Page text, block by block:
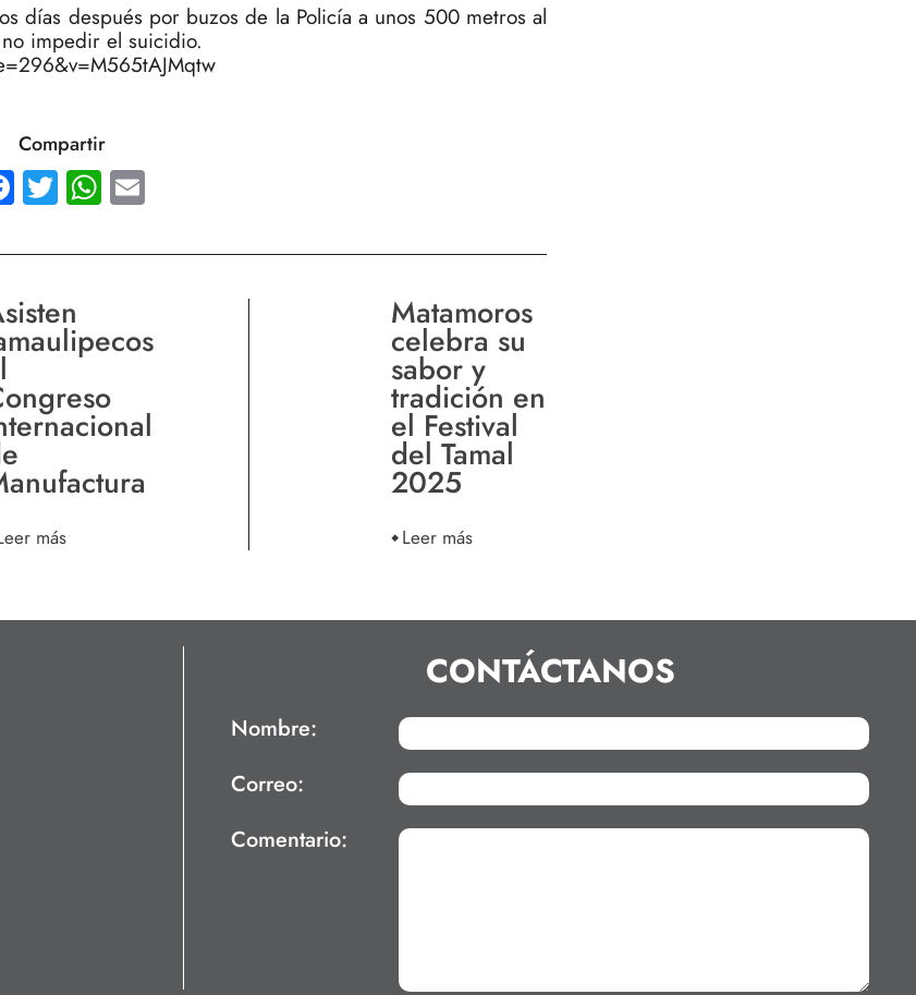
días después por buzos de la Policía a unos 500 metros al
impedir el suicidio.
Compartir
Facebook
TwitterWhatsApp
más
Matamoros
celebra su
sabor y
tradición en
el Festival
del Tamal
2025
Leer más
CONTÁCTANOS
Nombre:
Correo:
Comentario: